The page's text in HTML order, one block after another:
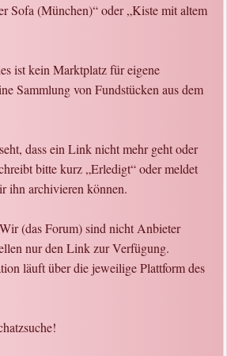
Sofa (München)“ oder „Kiste mit altem
ist kein Marktplatz für eigene
Sammlung von Fundstücken aus dem
dass ein Link nicht mehr geht oder
bitte kurz „Erledigt“ oder meldet
ihn archivieren können.
(das Forum) sind nicht Anbieter
nur den Link zur Verfügung.
läuft über die jeweilige Plattform des